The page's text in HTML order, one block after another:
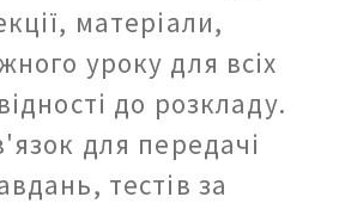
матеріали,
уроку для всіх
до розкладу.
для передачі
тестів за